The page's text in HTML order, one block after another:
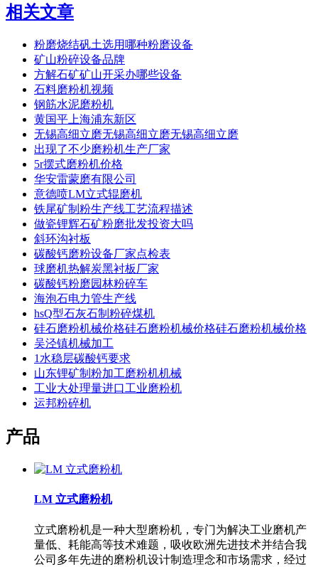
相关文章
粉磨烧结矾土选用哪种粉磨设备
矿山粉碎设备品牌
方解石矿矿山开采办哪些设备
石料磨粉机视频
钢筋水泥磨粉机
黄国平上海浦东新区
无锡高细立磨无锡高细立磨无锡高细立磨
出现了不少磨粉机生产厂家
5r摆式磨粉机价格
华安雷蒙磨有限公司
意德喷LM立式辊磨机
铁尾矿制粉生产线工艺流程描述
做瓷锂辉石矿粉磨批发投资大吗
斜环沟衬板
碳酸钙磨粉设备厂家点检表
球磨机热解炭黑衬板厂家
碳酸钙粉磨园林粉碎车
海泡石电力管生产线
hsQ型石灰石制粉碎煤机
硅石磨粉机械价格硅石磨粉机械价格硅石磨粉机械价格
吴泾镇机械加工
1水稳层碳酸钙要求
山东锂矿制粉加工磨粉机机械
工业大处理量进口工业磨粉机
运邦粉碎机
产品
LM 立式磨粉机
立式磨粉机是一种大型磨粉机，专门为解决工业磨机产
量低、耗能高等技术难题，吸收欧洲先进技术并结合我
公司多年先进的磨粉机设计制造理念和市场需求，经过